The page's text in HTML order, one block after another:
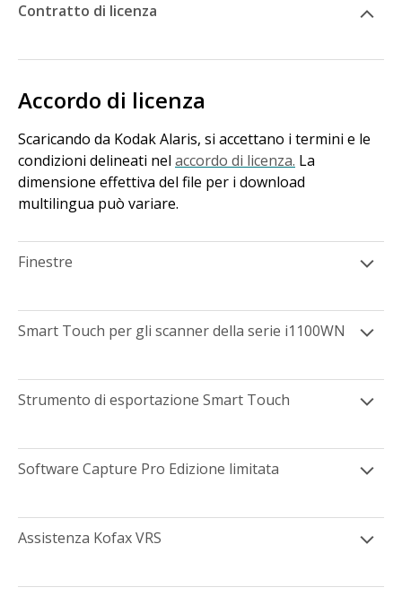
Contratto di licenza
Accordo di licenza
Scaricando da Kodak Alaris, si accettano i termini e le
condizioni delineati nel accordo di licenza. La
dimensione effettiva del file per i download
multilingua può variare.
Finestre
Smart Touch per gli scanner della serie i1100WN
Strumento di esportazione Smart Touch
Software Capture Pro Edizione limitata
Assistenza Kofax VRS